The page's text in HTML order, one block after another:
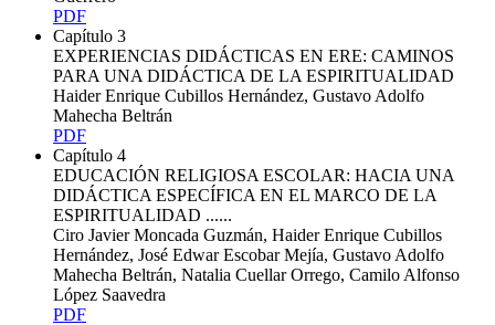
PDF
Capítulo 3
EXPERIENCIAS DIDÁCTICAS EN ERE: CAMINOS
PARA UNA DIDÁCTICA DE LA ESPIRITUALIDAD
Haider Enrique Cubillos Hernández, Gustavo Adolfo
Mahecha Beltrán
PDF
Capítulo 4
EDUCACIÓN RELIGIOSA ESCOLAR: HACIA UNA
DIDÁCTICA ESPECÍFICA EN EL MARCO DE LA
ESPIRITUALIDAD ......
Ciro Javier Moncada Guzmán, Haider Enrique Cubillos
Hernández, José Edwar Escobar Mejía, Gustavo Adolfo
Mahecha Beltrán, Natalia Cuellar Orrego, Camilo Alfonso
López Saavedra
PDF